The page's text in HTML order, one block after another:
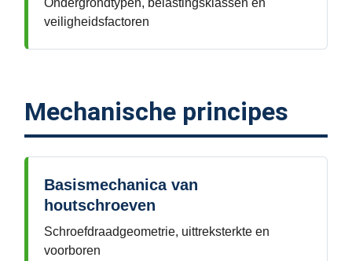
Ondergrondtypen, belastingsklassen en
veiligheidsfactoren
Mechanische principes
Basismechanica van
houtschroeven
Schroefdraadgeometrie, uittreksterkte en
voorboren